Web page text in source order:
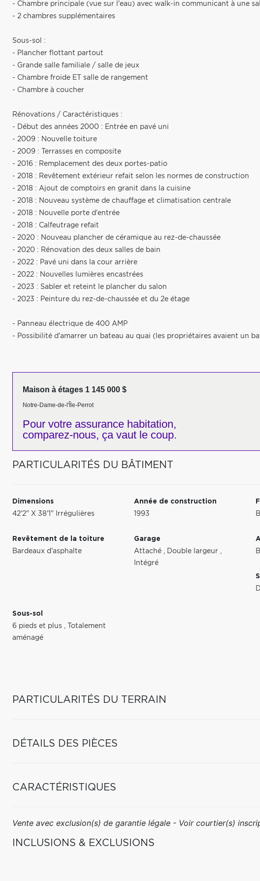
- Chambre principale (vue sur l'eau) avec walk-in communicant à une
- 2 chambres supplémentaires
Sous-sol :
- Plancher flottant partout
- Grande salle familiale / salle de jeux
- Chambre froide ET salle de rangement
- Chambre à coucher
Rénovations / Caractéristiques :
- Début des années 2000 : Entrée en pavé uni
- 2009 : Nouvelle toiture
- 2009 : Terrasses en composite
- 2016 : Remplacement des deux portes-patio
- 2018 : Revêtement extérieur refait selon les normes de construction
- 2018 : Ajout de comptoirs en granit dans la cuisine
- 2018 : Nouveau système de chauffage et climatisation centrale
- 2018 : Nouvelle porte d'entrée
- 2018 : Calfeutrage refait
- 2020 : Nouveau plancher de céramique au rez-de-chaussée
- 2020 : Rénovation des deux salles de bain
- 2022 : Pavé uni dans la cour arrière
- 2022 : Nouvelles lumières encastrées
- 2023 : Sabler et reteint le plancher du salon
- 2023 : Peinture du rez-de-chaussée et du 2e étage
- Panneau électrique de 400 AMP
- Possibilité d'amarrer un bateau au quai (les propriétaires avaient un
Maison à étages 1 145 000 $
Notre-Dame-de-l'Île-Perrot
Pour votre assurance habitation,
comparez-nous, ça vaut le coup.
PARTICULARITÉS DU BÂTIMENT
Dimensions
42'2" X 38'1" Irrégulières
Année de construction
1993
Revêtement de la toiture
Bardeaux d'asphalte
Garage
Attaché , Double largeur ,
Intégré
Sous-sol
6 pieds et plus ,
Totalement
aménagé
PARTICULARITÉS DU TERRAIN
DÉTAILS DES PIÈCES
CARACTÉRISTIQUES
Vente avec exclusion(s) de garantie légale - Voir courtier(s)
INCLUSIONS & EXCLUSIONS